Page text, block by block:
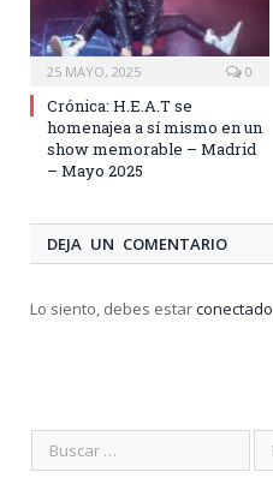
25 MAYO, 2025 0
Crónica: H.E.A.T se
homenajea a sí mismo en un
show memorable – Madrid
– Mayo 2025
DEJA UN COMENTARIO
Lo siento, debes estarconectado